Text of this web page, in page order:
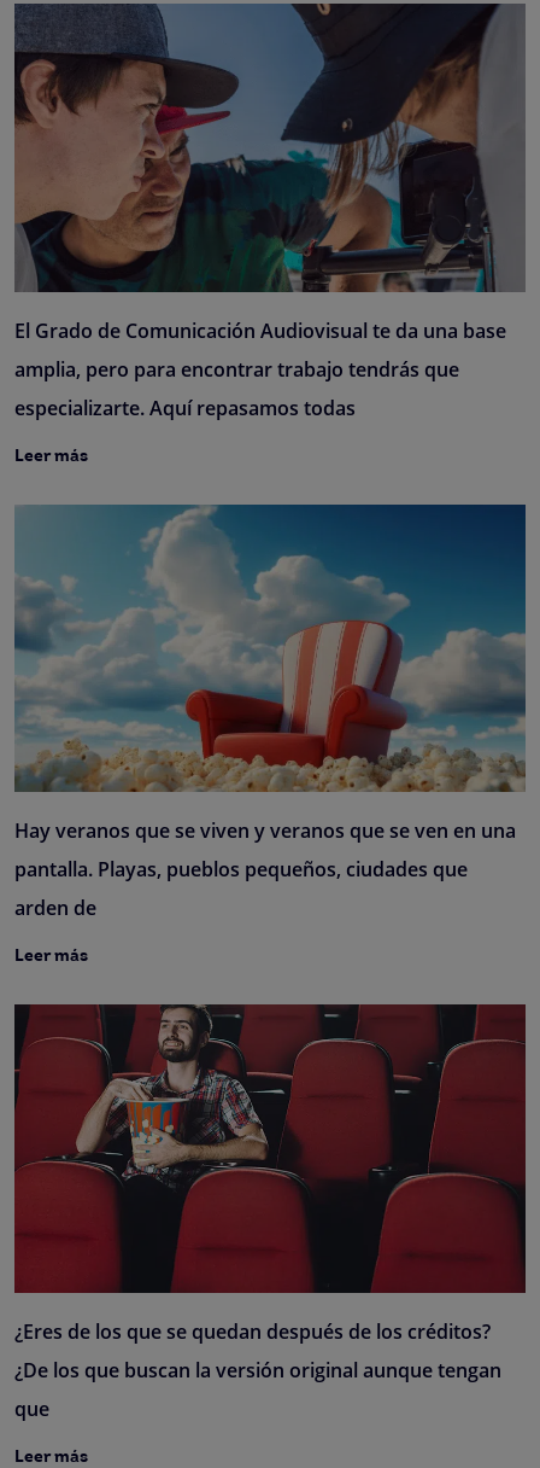
El Grado de Comunicación Audiovisual te da una base
amplia, pero para encontrar trabajo tendrás que
especializarte. Aquí repasamos todas
Leer más
Hay veranos que se viven y veranos que se ven en una
pantalla. Playas, pueblos pequeños, ciudades que
arden de
Leer más
¿Eres de los que se quedan después de los créditos?
¿De los que buscan la versión original aunque tengan
que
Leer más